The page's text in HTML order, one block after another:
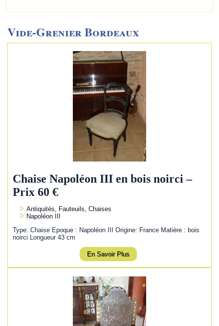
Vide-Grenier Bordeaux
Chaise Napoléon III en bois noirci –
Prix 60 €
Antiquités, Fauteuils, Chaises
Napoléon III
Type: Chaise Epoque : Napoléon III Origine: France Matière : bois
noirci Longueur 43 cm
En Savoir Plus